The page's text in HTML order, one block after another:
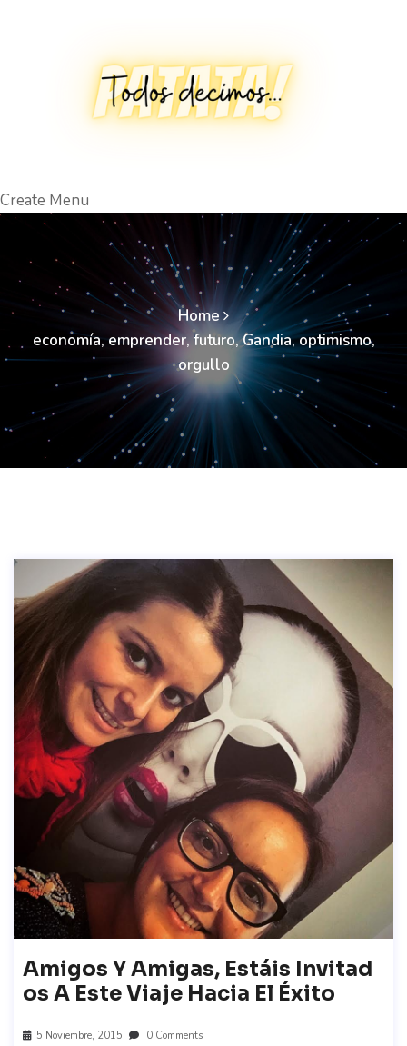
Create Menu
Home
economía,emprender, futuro,Gandia,optimismo,
orgullo
Amigos Y Amigas, Estáis Invitad
Os A Este Viaje Hacia El Éxito
5 Noviembre, 2015 0 Comments